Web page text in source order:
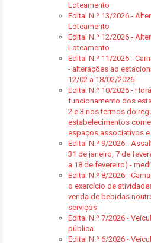
Loteamento
Edital N.º 13/2026 -
Loteamento
Edital N.º 12/2026 -
Loteamento
Edital N.º 11/2026 -
- alterações ao
12/02 a 18/02/2026
Edital N.º 10/2026 -
funcionamento dos
2 e 3 nos termos do
estabelecimentos
espaços associativos
Edital N.º 9/2026 -
31 de janeiro, 7 de
a 18 de fevereiro) -
Edital N.º 8/2026 -
o exercício de
venda de bebidas
serviços
Edital N.º 7/2026 -
pública
Edital N.º 6/2026 -